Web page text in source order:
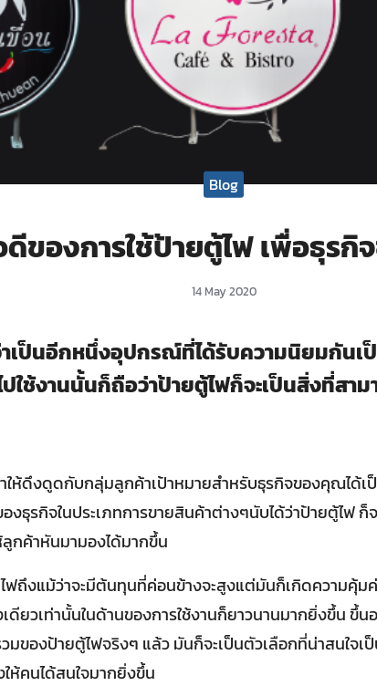
Blog
ของการใช้ป้ายตู้ไฟ เพื่อธุร
14 May 2020
เป็นอีกหนึ่งอุปกรณ์ที่ได้รับความนิยมกันเ
ปใช้งานนั้นก็ถือว่าป้ายตู้ไฟก็จะเป็นสิ่งที่สา
ให้ดึงดูดกับกลุ่มลูกค้าเป้าหมายสำหรับธุรกิจของคุณได้เ
องธุรกิจในประเภทการขายสินค้าต่างๆนับได้ว่าป้ายตู้ไฟ
ลูกค้าหันมามองได้มากขึ้น
ถึงแม้ว่าจะมีต้นทุนที่ค่อนข้างจะสูงแต่มันก็เกิดความคุ้มค่
ยวเท่านั้นในด้านของการใช้งานก็ยาวนานมากยิ่งขึ้น ขึ้น
มของป้ายตู้ไฟจริงๆ แล้ว มันก็จะเป็นตัวเลือกที่น่าสนใจเ
ให้คนได้สนใจมากยิ่งขึ้น